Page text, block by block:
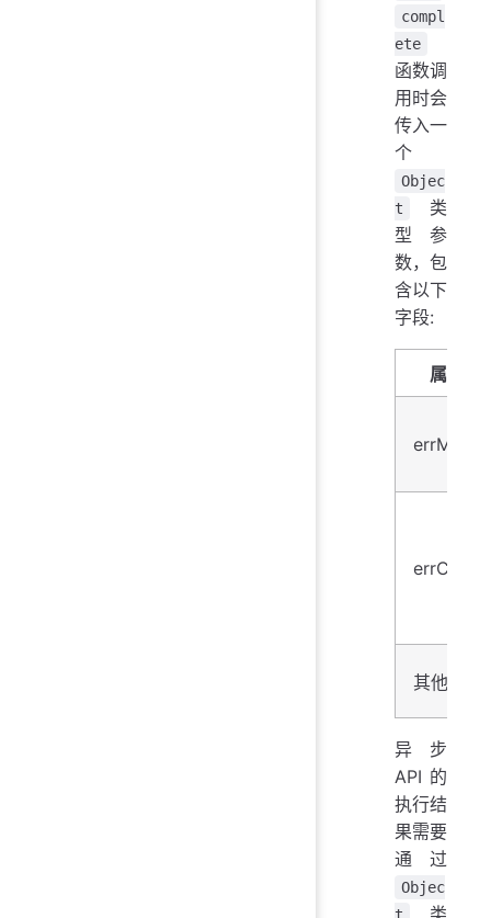
compl
ete
函数调
用时会
传入一
个
Objec
t
类
型参
数，包
含以下
字段:
属性
errMsg
errCode
其他
异步
API 的
执行结
果需要
通过
Objec
t
类